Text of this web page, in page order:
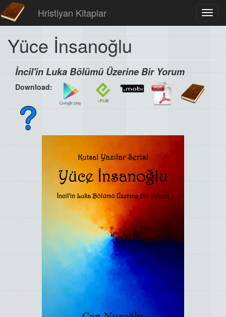
Hristiyan Kitaplar
Yüce İnsanoğlu
İncil'in Luka Bölümü Üzerine Bir Yorum
Download: